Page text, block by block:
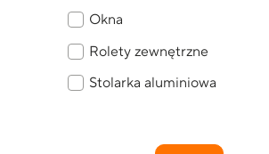
Okna
Rolety zewnętrzne
Stolarka aluminiowa